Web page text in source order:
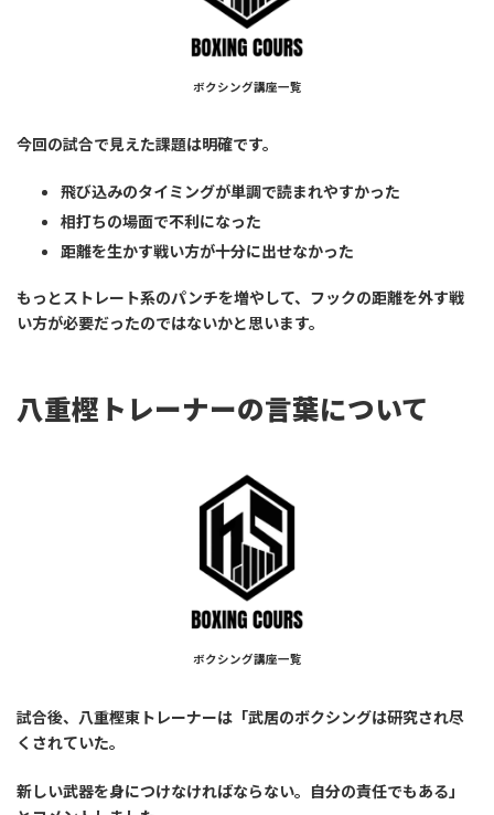
ボクシング講座一覧
今回の試合で見えた課題は明確です。
飛び込みのタイミングが単調で読まれやすかった
相打ちの場面で不利になった
距離を生かす戦い方が十分に出せなかった
もっとストレート系のパンチを増やして、フックの距離を外す戦
い方が必要だったのではないかと思います。
八重樫トレーナーの言葉について
ボクシング講座一覧
試合後、八重樫東トレーナーは「武居のボクシングは研究され尽
くされていた。
新しい武器を身につけなければならない。自分の責任でもある」